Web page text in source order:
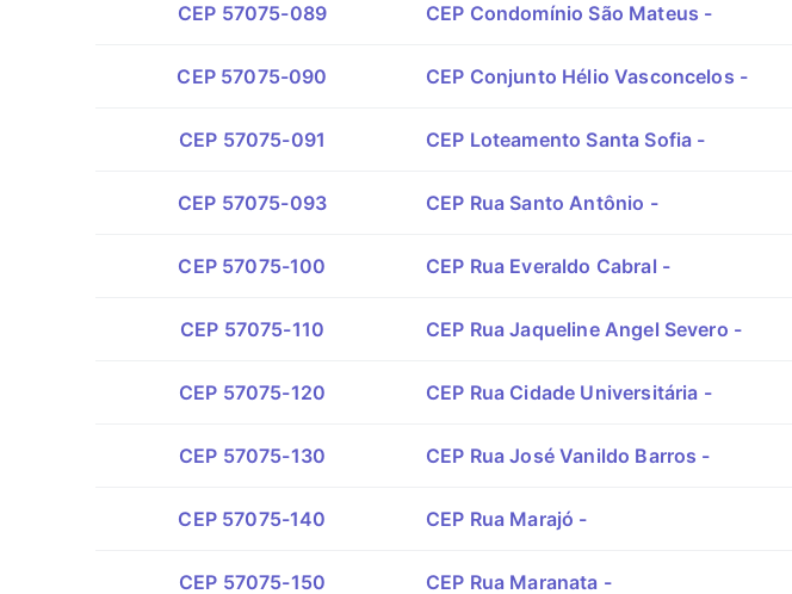
CEP 57075-089 CEP Condomínio São Mateus -
CEP 57075-090 CEP Conjunto Hélio Vasconcelos -
CEP 57075-091 CEP Loteamento Santa Sofia -
CEP 57075-093 CEP Rua Santo Antônio -
CEP 57075-100 CEP Rua Everaldo Cabral -
CEP 57075-110 CEP Rua Jaqueline Angel Severo -
CEP 57075-120 CEP Rua Cidade Universitária -
CEP 57075-130 CEP Rua José Vanildo Barros -
CEP 57075-140 CEP Rua Marajó -
CEP 57075-150 CEP Rua Maranata -